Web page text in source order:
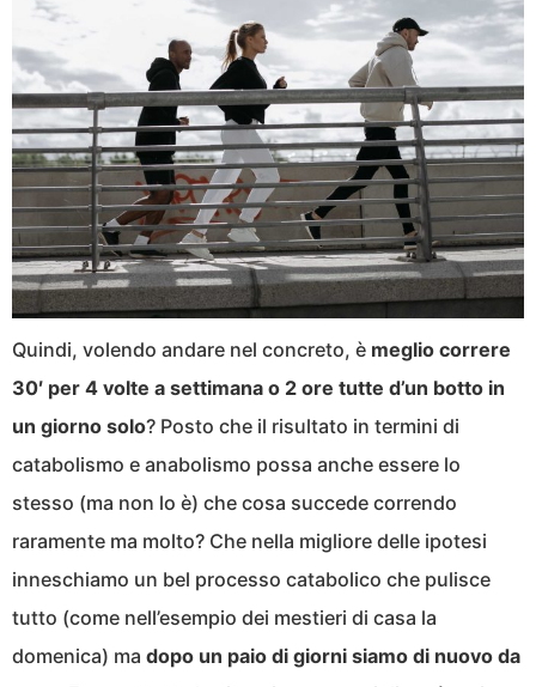
Quindi, volendo andare nel concreto, è meglio correre
30′ per 4 volte a settimana o 2 ore tutte d’un botto in
un giorno solo? Posto che il risultato in termini di
catabolismo e anabolismo possa anche essere lo
stesso (ma non lo è) che cosa succede correndo
raramente ma molto? Che nella migliore delle ipotesi
inneschiamo un bel processo catabolico che pulisce
tutto (come nell’esempio dei mestieri di casa la
domenica) ma dopo un paio di giorni siamo di nuovo da